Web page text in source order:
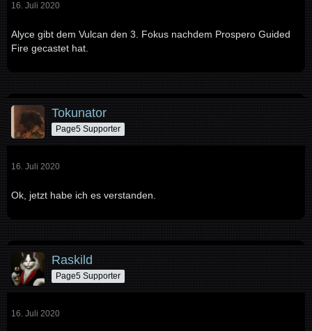
16. Juli 2020
Alyce gibt dem Vulcan den 3. Fokus nachdem Prospero Guided
Fire gecastet hat.
Tokunator
Page5 Supporter
16. Juli 2020
Ok, jetzt habe ich es verstanden.
Raskild
Page5 Supporter
16. Juli 2020